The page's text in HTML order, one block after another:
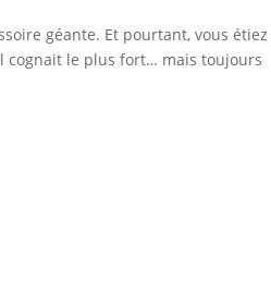
géante. Et pourtant, vous étiez
cognait le plus fort… mais toujours